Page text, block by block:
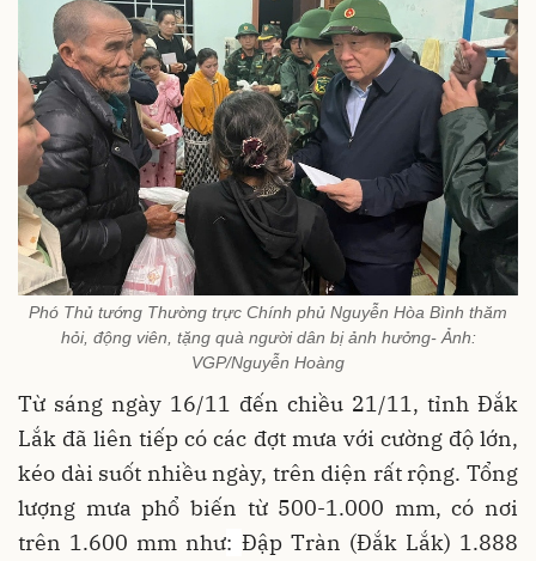
Phó Thủ tướng Thường trực Chính phủ Nguyễn Hòa Bình thăm
hỏi, động viên, tặng quà người dân bị ảnh hưởng- Ảnh:
VGP/Nguyễn Hoàng
Từ sáng ngày 16/11 đến chiều 21/11, tỉnh Đắk
Lắk đã liên tiếp có các đợt mưa với cường độ lớn,
kéo dài suốt nhiều ngày, trên diện rất rộng. Tổng
lượng mưa phổ biến từ 500-1.000 mm, có nơi
trên 1.600 mm như: Đập Tràn (Đắk Lắk) 1.888